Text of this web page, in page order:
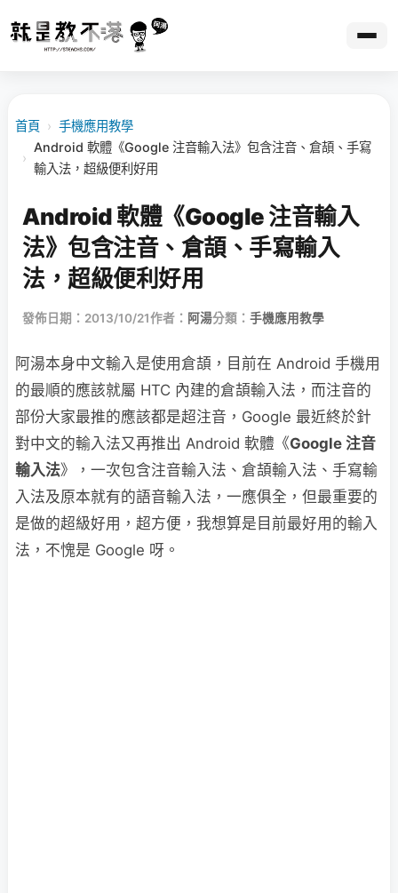
首頁 › 手機應用教學
›
Android 軟體《Google 注音輸入法》包含注音、倉頡、手寫
輸入法，超級便利好用
Android 軟體《Google 注音輸入
法》包含注音、倉頡、手寫輸入
法，超級便利好用
發佈日期：2013/10/21作者： 阿湯分類： 手機應用教學
阿湯本身中文輸入是使用倉頡，目前在 Android 手機用
的最順的應該就屬 HTC 內建的倉頡輸入法，而注音的
部份大家最推的應該都是超注音，Google 最近終於針
對中文的輸入法又再推出 Android 軟體《Google 注音
輸入法》，一次包含注音輸入法、倉頡輸入法、手寫輸
入法及原本就有的語音輸入法，一應俱全，但最重要的
是做的超級好用，超方便，我想算是目前最好用的輸入
法，不愧是 Google 呀。